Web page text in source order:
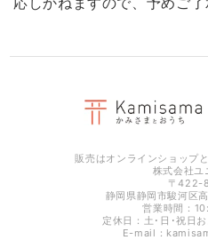
心できます。 ありがとうございまし
販売はオンラインショップ
株式会社ユ
〒422-
静岡県静岡市駿河区
営業時間：
定休日：土･日･祝日
E-mail：